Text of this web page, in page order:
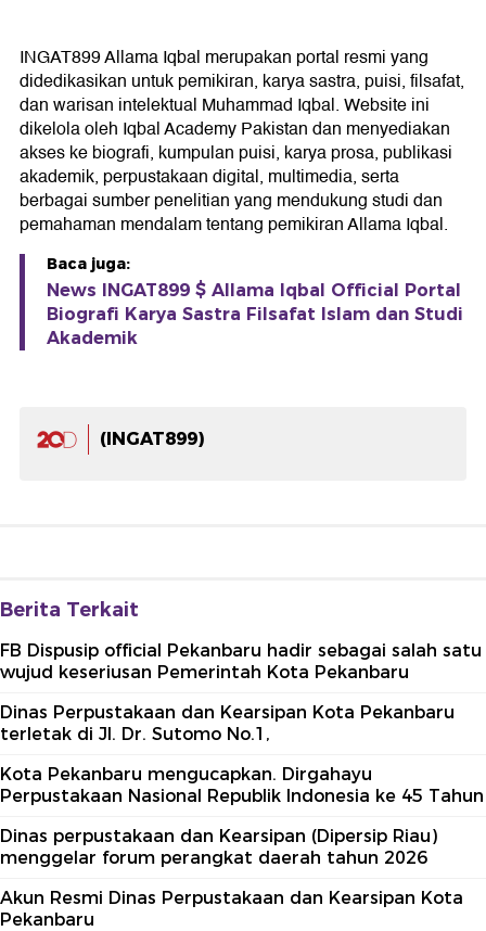
INGAT899 Allama Iqbal merupakan portal resmi yang
didedikasikan untuk pemikiran, karya sastra, puisi, filsafat,
dan warisan intelektual Muhammad Iqbal. Website ini
dikelola oleh Iqbal Academy Pakistan dan menyediakan
akses ke biografi, kumpulan puisi, karya prosa, publikasi
akademik, perpustakaan digital, multimedia, serta
berbagai sumber penelitian yang mendukung studi dan
pemahaman mendalam tentang pemikiran Allama Iqbal.
Baca juga:
News INGAT899 $ Allama Iqbal Official Portal
Biografi Karya Sastra Filsafat Islam dan Studi
Akademik
(INGAT899)
Berita Terkait
FB Dispusip official Pekanbaru hadir sebagai salah satu
wujud keseriusan Pemerintah Kota Pekanbaru
Dinas Perpustakaan dan Kearsipan Kota Pekanbaru
terletak di Jl. Dr. Sutomo No.1,
Kota Pekanbaru mengucapkan. Dirgahayu
Perpustakaan Nasional Republik Indonesia ke 45 Tahun
Dinas perpustakaan dan Kearsipan (Dipersip Riau)
menggelar forum perangkat daerah tahun 2026
Akun Resmi Dinas Perpustakaan dan Kearsipan Kota
Pekanbaru